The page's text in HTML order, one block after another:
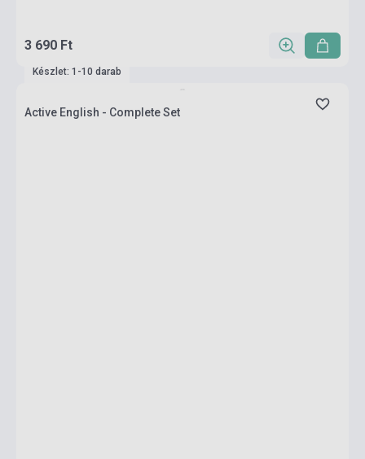
3 690 Ft
Készlet: 1-10 darab
Active English - Complete Set